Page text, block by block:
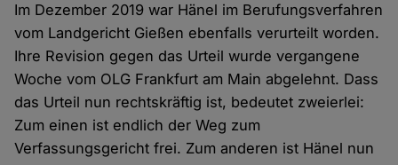
Im Dezember 2019 war Hänel im Berufungsverfahren
vom Landgericht Gießen ebenfalls verurteilt worden.
Ihre Revision gegen das Urteil wurde vergangene
Woche vom OLG Frankfurt am Main abgelehnt. Dass
das Urteil nun rechtskräftig ist, bedeutet zweierlei:
Zum einen ist endlich der Weg zum
Verfassungsgericht frei. Zum anderen ist Hänel nun